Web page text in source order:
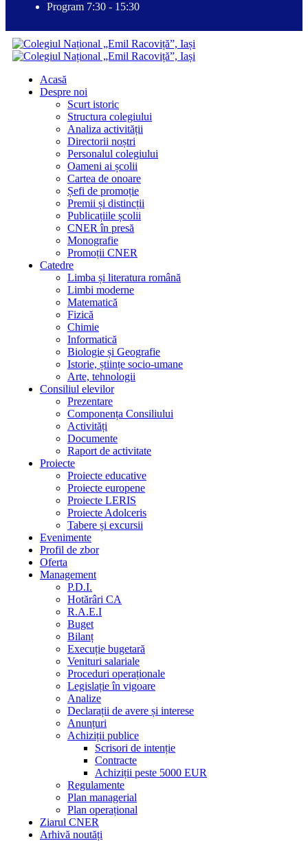
Program 7:30 - 15:30
Acasă
Despre noi
Scurt istoric
Structura colegiului
Analiza activității
Directorii noștri
Personalul colegiului
Oameni ai școlii
Cartea de onoare
Șefi de promoție
Premii și distincții
Publicațiile școlii
CNER în presă
Monografie
Promoții CNER
Catedre
Limba și literatura română
Limbi moderne
Matematică
Fizică
Chimie
Informatică
Biologie și Geografie
Istorie, științe socio-umane
Arte, tehnologii
Consiliul elevilor
Prezentare
Componența Consiliului
Activități
Documente
Raport de activitate
Proiecte
Proiecte educative
Proiecte europene
Proiecte LERIS
Proiecte Adolceris
Tabere și excursii
Evenimente
Profil de zbor
Oferta
Management
P.D.I.
Hotărâri CA
R.A.E.I
Buget
Bilanț
Execuție bugetară
Venituri salariale
Proceduri operaționale
Legislație în vigoare
Analize
Declarații de avere și interese
Anunțuri
Achiziții publice
Scrisori de intenție
Contracte
Achiziții peste 5000 EUR
Regulamente
Plan managerial
Plan operațional
Ziarul CNER
Arhivă noutăți